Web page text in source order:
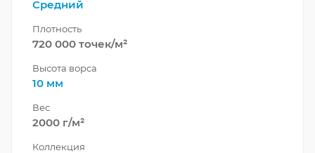
Средний
Плотность
720 000 точек/м²
Высота ворса
10 мм
Вес
2000 г/м²
Коллекция